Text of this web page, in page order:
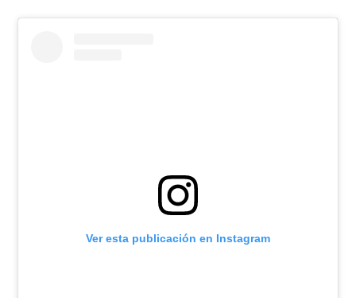
Ver esta publicación en Instagram